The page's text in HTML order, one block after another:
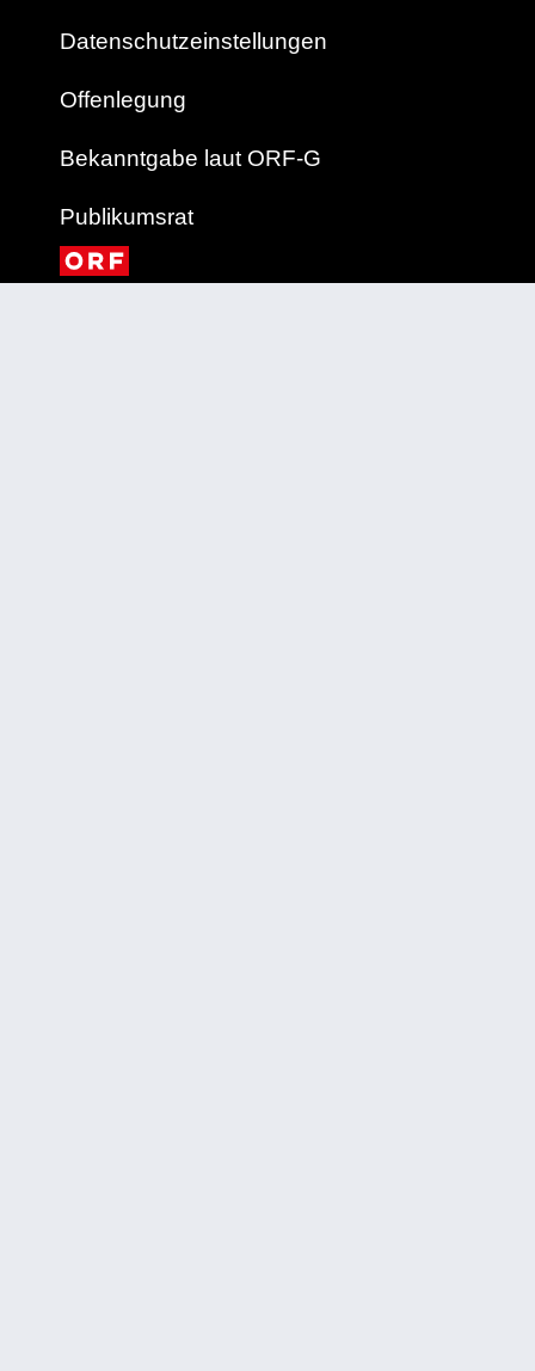
Datenschutzeinstellungen
Offenlegung
Bekanntgabe laut ORF-G
Publikumsrat